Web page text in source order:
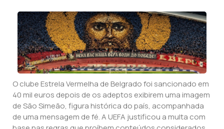
O clube Estrela Vermelha de Belgrado foi sancionado em
40 mil euros depois de os adeptos exibirem uma imagem
de São Simeão, figura histórica do país, acompanhada
de uma mensagem de fé. A UEFA justificou a multa com